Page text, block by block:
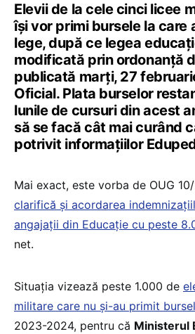
Elevii de la cele cinci licee
își vor primi bursele la care
lege, după ce legea
modificată prin ordonanță
publicată marți, 27
Oficial. Plata burselor
lunile de cursuri din acest
să se facă cât mai curând
potrivit informațiilor
Mai exact, este vorba de OUG
clarifică și acordarea
angajații din Educație cu peste
net.
Situația vizează peste 1.000 de
militare care nu și-au primit
2023-2024, pentru că Ministerul